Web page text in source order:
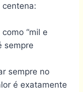
centena:
“mil e
sempre
sempre no
é exatamente